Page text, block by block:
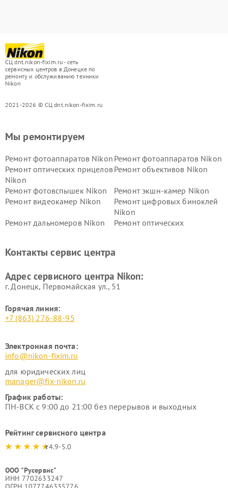
СЦ dnt.nikon-fixim.ru - сеть
сервисных центров в Донецке по
ремонту и обслуживанию техники
Nikon
2021-2026 © СЦ dnt.nikon-fixim.ru
Мы ремонтируем
Ремонт фотоаппаратов Nikon Ремонт фотоаппаратов Nikon
Ремонт оптических прицелов
Nikon
Ремонт объективов Nikon
Ремонт фотовспышек Nikon
Ремонт экшн-камер Nikon
Ремонт видеокамер Nikon
Ремонт цифровых биноклей
Nikon
Ремонт дальномеров Nikon
Ремонт оптических
Контакты сервис центра
Адрес сервисного центра Nikon:
г. Донецк, Первомайская ул., 51
Горячая линия:
+7 (863) 276-88-95
Электронная почта:
info@nikon-fixim.ru
для юридических лиц
manager@fix-nikon.ru
График работы:
ПН-ВСК с 9:00 до 21:00 без перерывов и выходных
Рейтинг сервисного центра
4.9-5.0
ООО "Русервис"
ИНН 7702633247